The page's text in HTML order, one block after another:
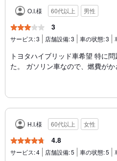
O.I.様 60代以上 男性
3
サービス:3 店舗設備:3 車の状態:3
トヨタハイブリッド車希望 特に
た。 ガソリン車なので、燃費がか
H.I.様 60代以上 女性
4.8
サービス:4 店舗設備:5 車の状態:5